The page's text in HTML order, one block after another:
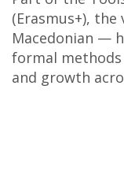
(Erasmus+),
Macedonian —
formal
and growth